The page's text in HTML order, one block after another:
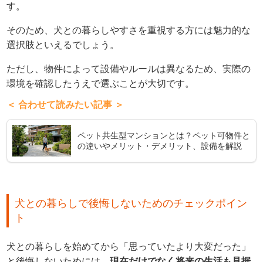
す。
そのため、犬との暮らしやすさを重視する方には魅力的な
選択肢といえるでしょう。
ただし、物件によって設備やルールは異なるため、実際の
環境を確認したうえで選ぶことが大切です。
＜ 合わせて読みたい記事 ＞
ペット共生型マンションとは？ペット可物件と
の違いやメリット・デメリット、設備を解説
犬との暮らしで後悔しないためのチェックポイン
ト
犬との暮らしを始めてから「思っていたより大変だった」